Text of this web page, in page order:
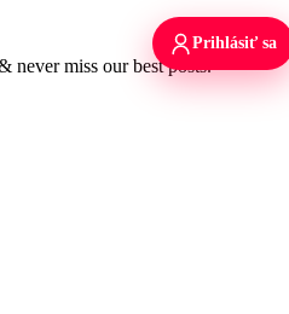
never miss our best posts.
Prihlásiť sa